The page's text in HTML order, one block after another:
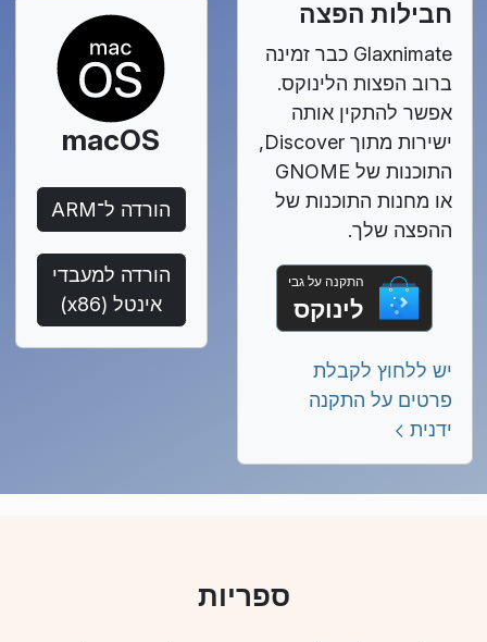
חבילות הפצה
‏Glaxnimate כבר זמינה
ברוב הפצות הלינוקס.
אפשר להתקין אותה
ישירות מתוך Discover,
התוכנות של GNOME
או מחנות התוכנות של
ההפצה שלך.
התקנה על גבי
לינוקס
יש ללחוץ לקבלת
פרטים על התקנה
ידנית
macOS
הורדה ל־ARM
הורדה למעבדי
אינטל (x86)
ספריות